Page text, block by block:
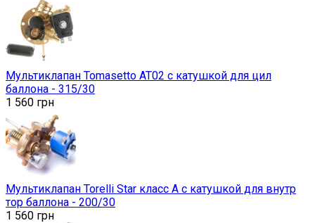
Мультиклапан Tomasetto AT02 с катушкой для цил
баллона - 315/30
1 560 грн
Мультиклапан Torelli Star класс А с катушкой для внутр
тор баллона - 200/30
1 560 грн